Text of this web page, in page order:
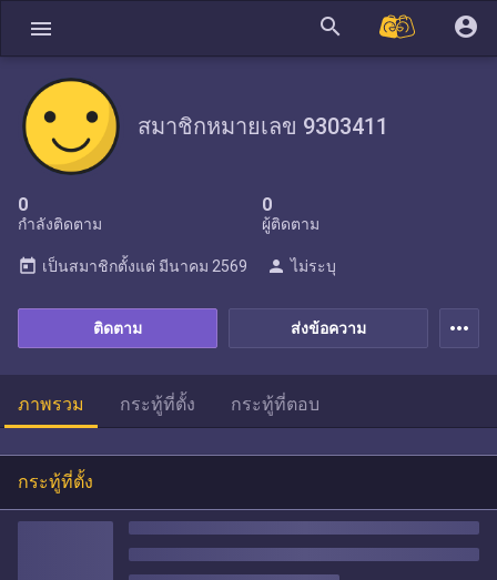
menu search account_circle
สมาชิกหมายเลข 9303411
0
กำลังติดตาม
0
ผู้ติดตาม
ส่งข้อความ
ติดตาม
today เป็นสมาชิกตั้งแต่ มีนาคม 2569 person ไม่ระบุ
more_horiz
ภาพรวม กระทู้ที่ตั้ง กระทู้ที่ตอบ
กระทู้ที่ตั้ง